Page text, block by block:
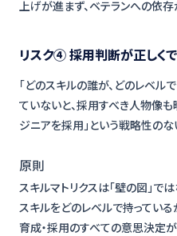
上げが進まず、ベテランへの依存
リスク④ 採用判断が正しく
「どのスキルの誰が、どのレベ
ていないと、採用すべき人物像も
ジニアを採用」という戦略性のな
原則
スキルマトリクスは「壁の図」で
スキルをどのレベルで持っている
育成・採用のすべての意思決定が